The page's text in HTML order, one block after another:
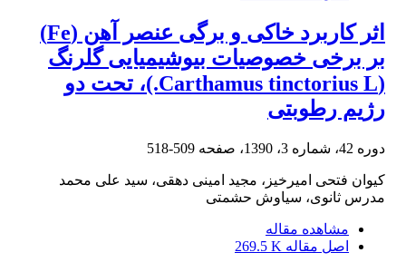
اثر کاربرد خاکی و برگی عنصر آهن (Fe)
بر برخی خصوصیات بیوشیمیایی گلرنگ
(Carthamus tinctorius L.)، تحت دو
رژیم رطوبتی
دوره 42، شماره 3، 1390، صفحه 509-518
کیوان فتحی امیرخیز، مجید امینی دهقی، سید علی محمد
مدرس ثانوی، سیاوش حشمتی
مشاهده مقاله
اصل مقاله 269.5 K